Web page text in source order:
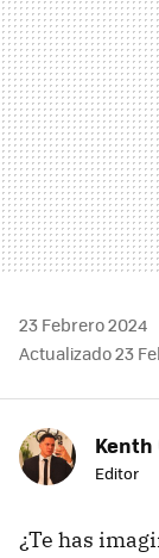
23 Febrero 2024
Actualizado 23
Kenth
Editor
¿Te has